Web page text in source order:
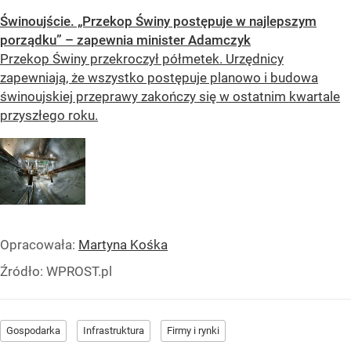
Świnoujście. „Przekop Świny postępuje w najlepszym
porządku” – zapewnia minister Adamczyk
Przekop Świny przekroczył półmetek. Urzędnicy
zapewniają, że wszystko postępuje planowo i budowa
świnoujskiej przeprawy zakończy się w ostatnim kwartale
przyszłego roku.
Opracowała: Martyna Kośka
Źródło: WPROST.pl
Gospodarka Infrastruktura Firmy i rynki